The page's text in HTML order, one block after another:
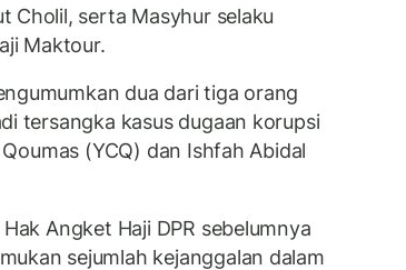
Cholil, serta Masyhur selaku
Maktour.
dua dari tiga orang
tersangka kasus dugaan korupsi
(YCQ) dan Ishfah Abidal
Angket Haji DPR sebelumnya
sejumlah kejanggalan dalam